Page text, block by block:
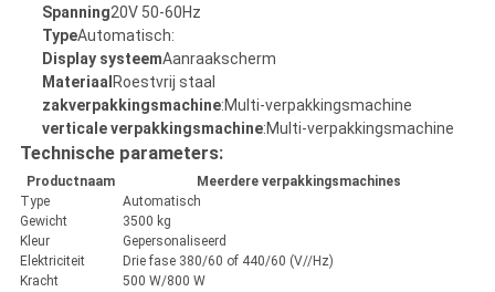
Spanning20V 50-60Hz
TypeAutomatisch:
Display systeemAanraakscherm
Materiaal Roestvrij staal
zakverpakkingsmachine:Multi-verpakkingsmachine
verticale verpakkingsmachine:Multi-verpakkingsmachine
Technische parameters:
Productnaam
Meerdere verpakkingsmachines
Type
Automatisch
Gewicht
3500 kg
Kleur
Gepersonaliseerd
Elektriciteit
Drie fase 380/60 of 440/60 (V//Hz)
Kracht
500 W/800 W